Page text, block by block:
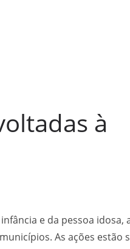
à
e da pessoa idosa,
As ações estão